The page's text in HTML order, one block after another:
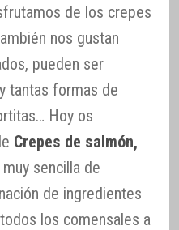
de los crepes
nos gustan
pueden ser
tantas formas de
Hoy os
Crepes de salmón,
muy sencilla de
de ingredientes
los comensales a